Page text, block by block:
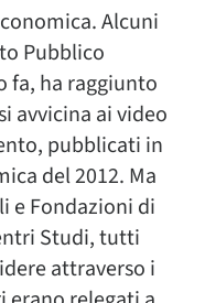
Alcuni
Pubblico
fa, ha raggiunto
avvicina ai video
pubblicati in
del 2012. Ma
e Fondazioni di
Studi, tutti
attraverso i